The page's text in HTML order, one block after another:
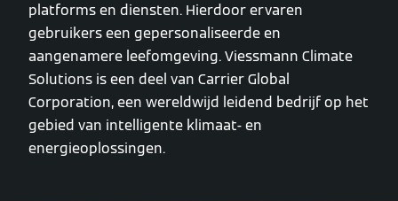
platforms en diensten. Hierdoor ervaren
gebruikers een gepersonaliseerde en
aangenamere leefomgeving. Viessmann Climate
Solutions is een deel van Carrier Global
Corporation, een wereldwijd leidend bedrijf op het
gebied van intelligente klimaat- en
energieoplossingen.